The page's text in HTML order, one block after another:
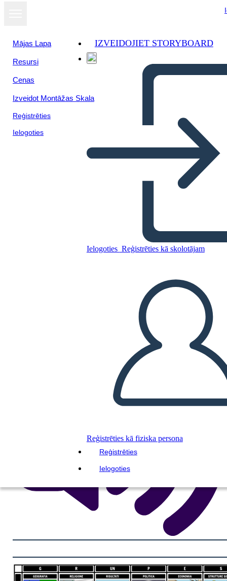
Mājas Lapa
Resursi
Cenas
Izveidot Montāžas Skala
Reģistrēties
Ielogoties
IZVEIDOJIET STORYBOARD
Ielogoties Reģistrēties kā skolotājam
Reģistrēties kā fiziska persona
Reģistrēties
Ielogoties
Antica Roma UVA Grafico
IZVEIDOT STĀSTU SHĒMU
ATSKAŅOT SLAIDRĀDI
IZLASI MAN
Skatīt kā
slaidrādi